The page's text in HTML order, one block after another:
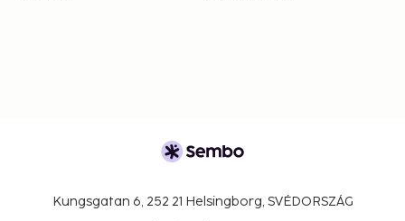
Kungsgatan 6, 252 21 Helsingborg, SVÉDORSZÁG